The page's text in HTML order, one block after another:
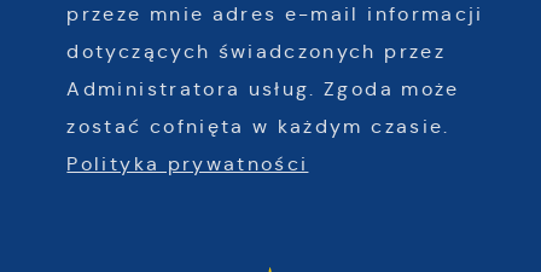
przeze mnie adres e-mail informacji
dotyczących świadczonych przez
Administratora usług. Zgoda może
zostać cofnięta w każdym czasie.
Polityka prywatności